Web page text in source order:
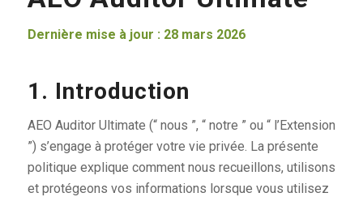
Dernière mise à jour : 28 mars 2026
1. Introduction
AEO Auditor Ultimate (“ nous ”, “ notre ” ou “ l’Extension
”) s’engage à protéger votre vie privée. La présente
politique explique comment nous recueillons, utilisons
et protégeons vos informations lorsque vous utilisez